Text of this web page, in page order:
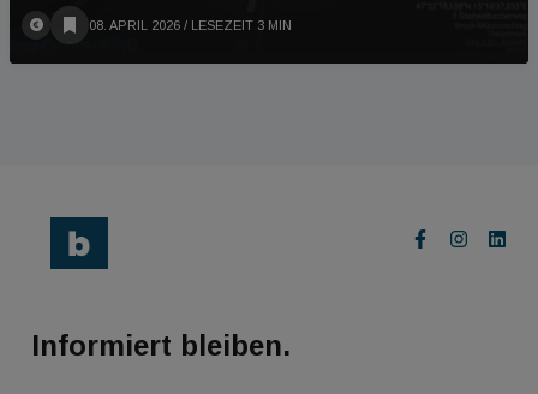
08. APRIL 2026 / LESEZEIT 3 MIN
Informiert bleiben.